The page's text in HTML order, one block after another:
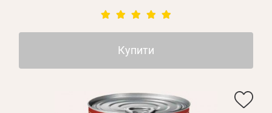
Купити